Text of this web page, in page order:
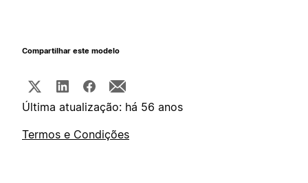
Compartilhar este modelo
Última atualização: há 56 anos
Termos e Condições